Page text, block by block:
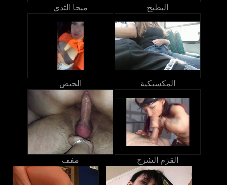
ميجا الثدي البطيخ
الحيض المكسيكية
مفف القزم الشرج